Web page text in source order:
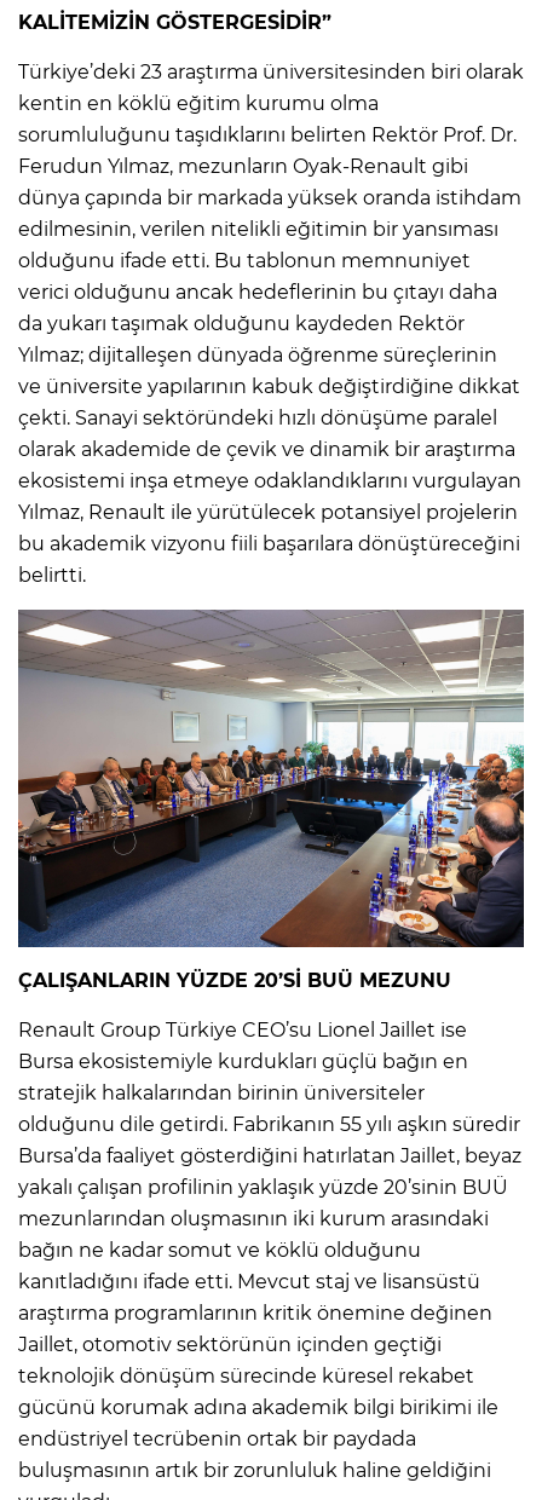
KALİTEMİZİN GÖSTERGESİDİR”
Türkiye’deki 23 araştırma üniversitesinden biri olarak
kentin en köklü eğitim kurumu olma
sorumluluğunu taşıdıklarını belirten Rektör Prof. Dr.
Ferudun Yılmaz, mezunların Oyak-Renault gibi
dünya çapında bir markada yüksek oranda istihdam
edilmesinin, verilen nitelikli eğitimin bir yansıması
olduğunu ifade etti. Bu tablonun memnuniyet
verici olduğunu ancak hedeflerinin bu çıtayı daha
da yukarı taşımak olduğunu kaydeden Rektör
Yılmaz; dijitalleşen dünyada öğrenme süreçlerinin
ve üniversite yapılarının kabuk değiştirdiğine dikkat
çekti. Sanayi sektöründeki hızlı dönüşüme paralel
olarak akademide de çevik ve dinamik bir araştırma
ekosistemi inşa etmeye odaklandıklarını vurgulayan
Yılmaz, Renault ile yürütülecek potansiyel projelerin
bu akademik vizyonu fiili başarılara dönüştüreceğini
belirtti.
ÇALIŞANLARIN YÜZDE 20’Sİ BUÜ MEZUNU
Renault Group Türkiye CEO’su Lionel Jaillet ise
Bursa ekosistemiyle kurdukları güçlü bağın en
stratejik halkalarından birinin üniversiteler
olduğunu dile getirdi. Fabrikanın 55 yılı aşkın süredir
Bursa’da faaliyet gösterdiğini hatırlatan Jaillet, beyaz
yakalı çalışan profilinin yaklaşık yüzde 20’sinin BUÜ
mezunlarından oluşmasının iki kurum arasındaki
bağın ne kadar somut ve köklü olduğunu
kanıtladığını ifade etti. Mevcut staj ve lisansüstü
araştırma programlarının kritik önemine değinen
Jaillet, otomotiv sektörünün içinden geçtiği
teknolojik dönüşüm sürecinde küresel rekabet
gücünü korumak adına akademik bilgi birikimi ile
endüstriyel tecrübenin ortak bir paydada
buluşmasının artık bir zorunluluk haline geldiğini